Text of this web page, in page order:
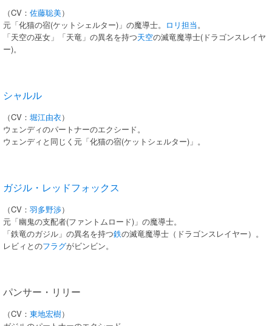
（CV： 佐藤聡美）
元「化猫の宿(ケットシェルター)」の魔導士。 ロリ担当。
「天空の巫女」「天竜」の異名を持つ天空の滅竜魔導士(ドラゴンスレイヤ
ー)。
シャルル
（CV： 堀江由衣）
ウェンディのパートナーのエクシード。
ウェンディと同じく元「化猫の宿(ケットシェルター)」。
ガジル・レッドフォックス
（CV： 羽多野渉）
元「幽鬼の支配者(ファントムロード)」の魔導士。
「鉄竜のガジル」の異名を持つ鉄の滅竜魔導士（ドラゴンスレイヤー）。
レビィとのフラグがビンビン。
パンサー・リリー
（CV： 東地宏樹）